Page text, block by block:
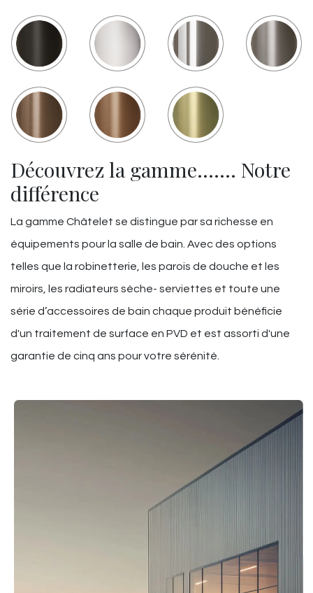
Découvrez la gamme……. Notre
différence
La gamme Châtelet se distingue par sa richesse en
équipements pour la salle de bain. Avec des options
telles que la robinetterie, les parois de douche et les
miroirs, les radiateurs sèche- serviettes et toute une
série d’accessoires de bain chaque produit bénéficie
d'un traitement de surface en PVD et est assorti d'une
garantie de cinq ans pour votre sérénité.